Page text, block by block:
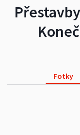
Fotky